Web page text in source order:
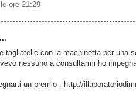
ore 21:29
tagliatelle con la machinetta per una
nessuno a consultarmi ho
un premio : http://